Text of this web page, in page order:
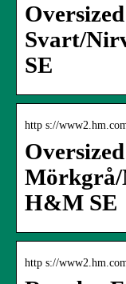
Svart/
SE
http s://
Mörkgrå/
H&M SE
http s://